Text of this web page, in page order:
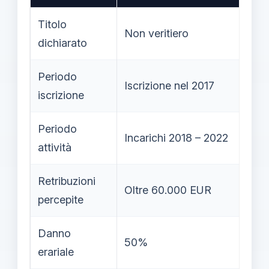
Titolo
dichiarato
Non veritiero
Periodo
iscrizione
Iscrizione nel 2017
Periodo
attività
Incarichi 2018 – 2022
Retribuzioni
percepite
Oltre 60.000 EUR
Danno
erariale
50%